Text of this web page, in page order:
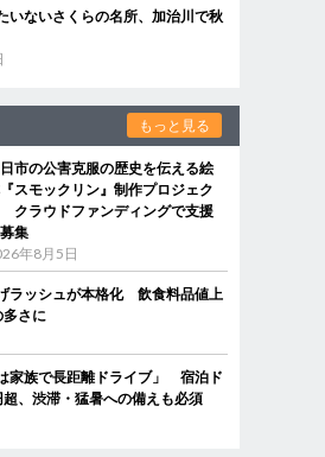
いないさくらの名所、加治川で秋
もっと見る
市の公害克服の歴史を伝える絵
スモックリン』制作プロジェク
クラウドファンディングで支援
集
年8月5日
ラッシュが本格化 飲食料品値上
多さに
家族で長距離ドライブ」 宿泊ド
、渋滞・猛暑への備えも必須